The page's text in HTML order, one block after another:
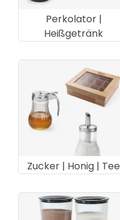
Perkolator |
Heißgetränk
Zucker | Honig | Tee